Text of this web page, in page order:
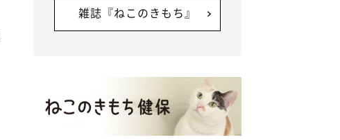
雑誌『ねこのきもち』